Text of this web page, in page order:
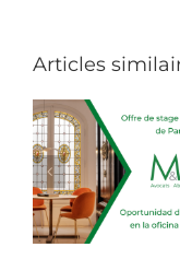
Articles